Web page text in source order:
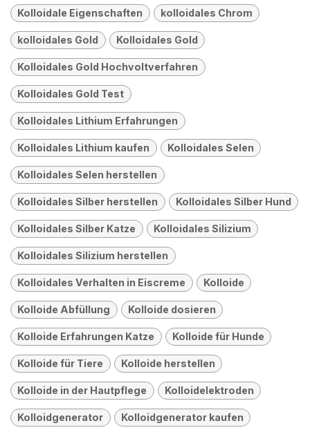
Kolloidale Eigenschaften kolloidales Chrom
kolloidales Gold Kolloidales Gold
Kolloidales Gold Hochvoltverfahren
Kolloidales Gold Test
Kolloidales Lithium Erfahrungen
Kolloidales Lithium kaufen Kolloidales Selen
Kolloidales Selen herstellen
Kolloidales Silber herstellen Kolloidales Silber Hund
Kolloidales Silber Katze Kolloidales Silizium
Kolloidales Silizium herstellen
Kolloidales Verhalten in Eiscreme Kolloide
Kolloide Abfüllung Kolloide dosieren
Kolloide Erfahrungen Katze Kolloide für Hunde
Kolloide für Tiere Kolloide herstellen
Kolloide in der Hautpflege Kolloidelektroden
Kolloidgenerator Kolloidgenerator kaufen